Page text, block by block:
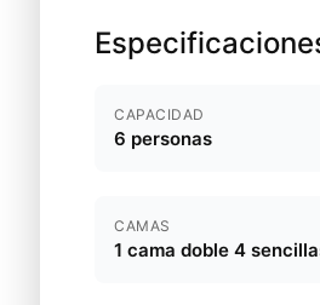
CAPACIDAD
6 personas
CAMAS
1 cama doble 4